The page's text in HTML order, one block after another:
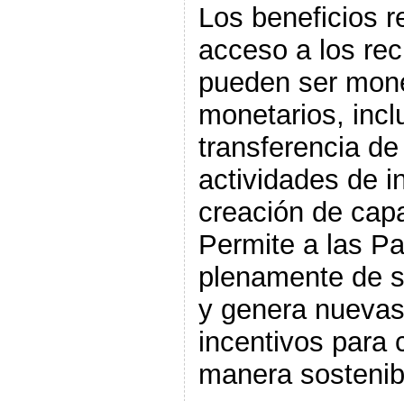
Los beneficios
acceso a los
pueden ser
monetarios,
transferencia
actividades de
creación de
Permite a las
plenamente de
y genera
incentivos para
manera